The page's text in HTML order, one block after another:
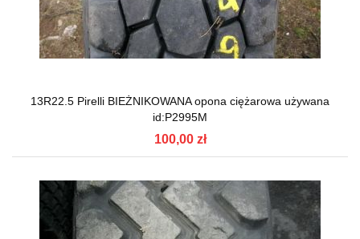
13R22.5 Pirelli BIEŻNIKOWANA opona ciężarowa używana
id:P2995M
100,00 zł